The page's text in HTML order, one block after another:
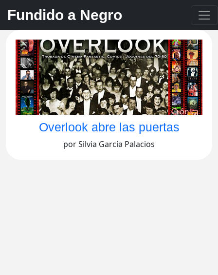
Fundido a Negro
Overlook abre las puertas
por Silvia García Palacios